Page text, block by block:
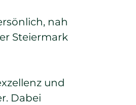
nah
Steiermark
und
Dabei